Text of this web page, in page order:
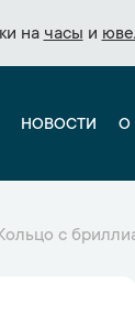
на часы и
на часы и
НОВОСТИ О
с